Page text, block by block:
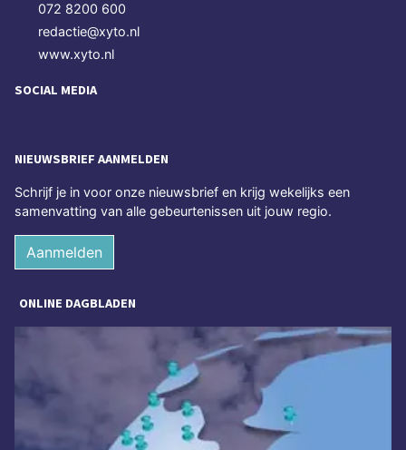
072 8200 600
redactie@xyto.nl
www.xyto.nl
SOCIAL MEDIA
NIEUWSBRIEF AANMELDEN
Schrijf je in voor onze nieuwsbrief en krijg wekelijks een
samenvatting van alle gebeurtenissen uit jouw regio.
Aanmelden
ONLINE DAGBLADEN